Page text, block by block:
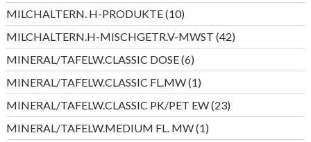
Produkte
MILCHALTERN. H-PRODUKTE 1010
Produkte
MILCHALTERN.H-MISCHGETR.V-MWST 4242
Produkte
MINERAL/TAFELW.CLASSIC DOSE 66
Produkte
MINERAL/TAFELW.CLASSIC FL.MW 11
Produkt
MINERAL/TAFELW.CLASSIC PK/PET EW 2323
Produkte
MINERAL/TAFELW.MEDIUM FL. MW 11